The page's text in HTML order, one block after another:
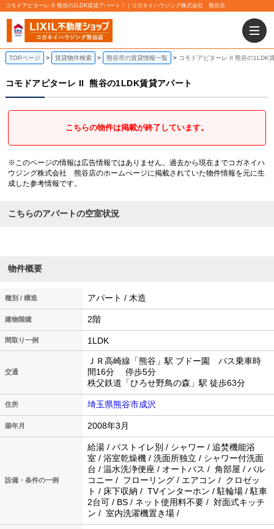
コモドアピターレ II 熊谷の1LDK賃貸アパート！｜コガネイハウジング株式会社 熊谷店
TOPページ 賃貸物件検索 熊谷市の賃貸情報一覧 コモドアピターレ II 熊谷の1LDK
コモドアピターレ II 熊谷の1LDK賃貸アパート
こちらの物件は掲載が終了しています。
※このページの情報は広告情報ではありません。過去から現在までコガネイハ
ウジング株式会社 熊谷店のホームぺージに掲載されていた物件情報を元に生
成した参考情報です。
こちらのアパートの空室状況
物件概要
種別 / 構造 アパート / 木造
建物階建 2階
間取り一例 1LDK
交通
ＪＲ高崎線「熊谷」駅 ブドー園 バス乗車時
間16分 停歩5分
秩父鉄道「ひろせ野鳥の森」駅 徒歩63分
住所 埼玉県熊谷市成沢
築年月 2008年3月
設備・条件の一例
給湯 / バストイレ別 / シャワー / 追焚機能浴
室 / 浴室乾燥機 / 洗面所独立 / シャワー付洗面
台 / 温水洗浄便座 / オートバス / 角部屋 / バル
コニー / フローリング / エアコン / クロゼッ
ト / 床下収納 / TVインターホン / 駐輪場 / 駐車
2台可 / BS / ネット使用料不要 / 対面式キッチ
ン / 室内洗濯機置き場 /